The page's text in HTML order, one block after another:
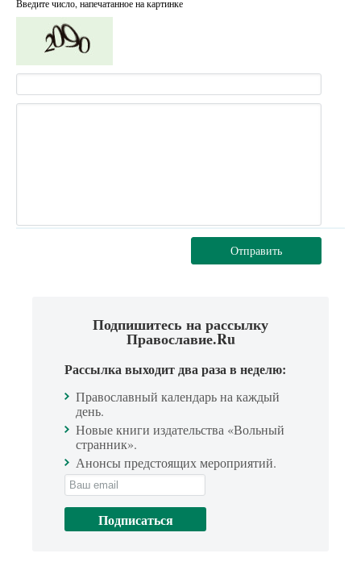
Введите число, напечатанное на картинке
Отправить
Подпишитесь на рассылку
Православие.Ru
Рассылка выходит два раза в неделю:
Православный календарь на каждый
день.
Новые книги издательства «Вольный
странник».
Анонсы предстоящих мероприятий.